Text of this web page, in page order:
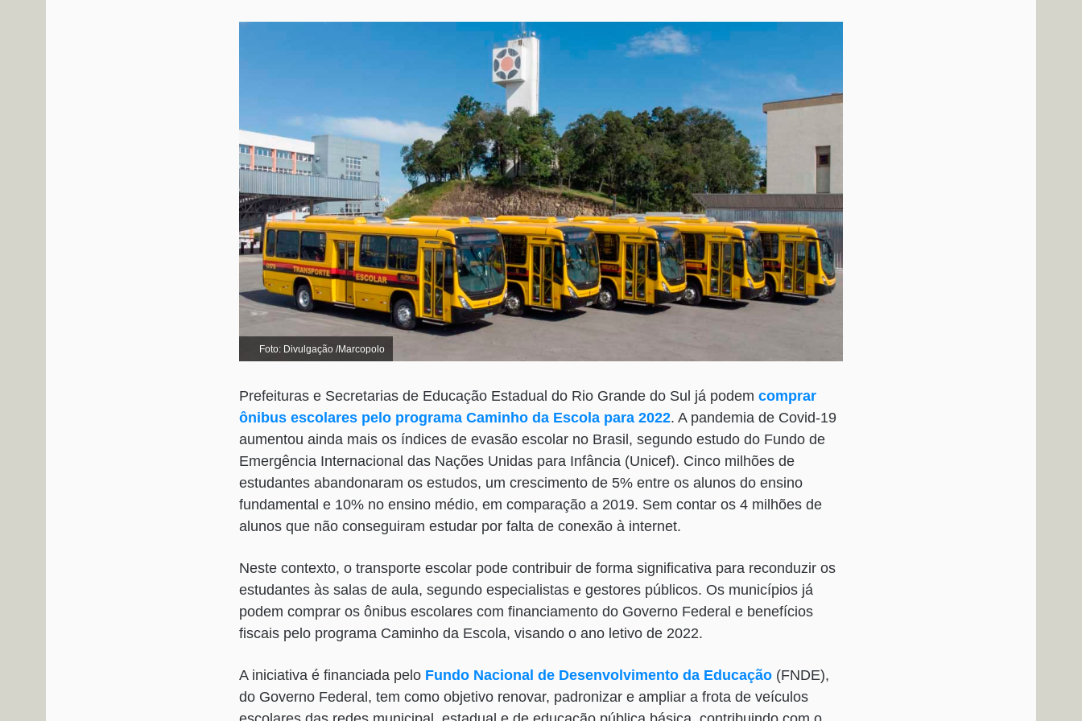
Foto: Divulgação /Marcopolo
Prefeituras e Secretarias de Educação Estadual do Rio Grande do Sul já podem comprar
ônibus escolares pelo programa Caminho da Escola para 2022. A pandemia de Covid-19
aumentou ainda mais os índices de evasão escolar no Brasil, segundo estudo do Fundo de
Emergência Internacional das Nações Unidas para Infância (Unicef). Cinco milhões de
estudantes abandonaram os estudos, um crescimento de 5% entre os alunos do ensino
fundamental e 10% no ensino médio, em comparação a 2019. Sem contar os 4 milhões de
alunos que não conseguiram estudar por falta de conexão à internet.
Neste contexto, o transporte escolar pode contribuir de forma significativa para reconduzir os
estudantes às salas de aula, segundo especialistas e gestores públicos. Os municípios já
podem comprar os ônibus escolares com financiamento do Governo Federal e benefícios
fiscais pelo programa Caminho da Escola, visando o ano letivo de 2022.
A iniciativa é financiada pelo Fundo Nacional de Desenvolvimento da Educação (FNDE),
do Governo Federal, tem como objetivo renovar, padronizar e ampliar a frota de veículos